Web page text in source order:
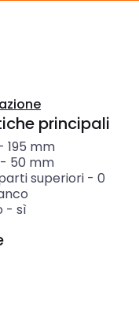
principali
195 mm
50 mm
superiori- 0
- sì